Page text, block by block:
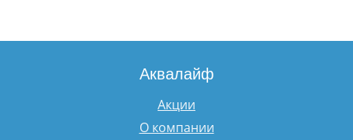
Аквалайф
Акции
О компании